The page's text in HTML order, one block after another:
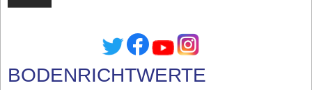
BODENRICHTWERTE